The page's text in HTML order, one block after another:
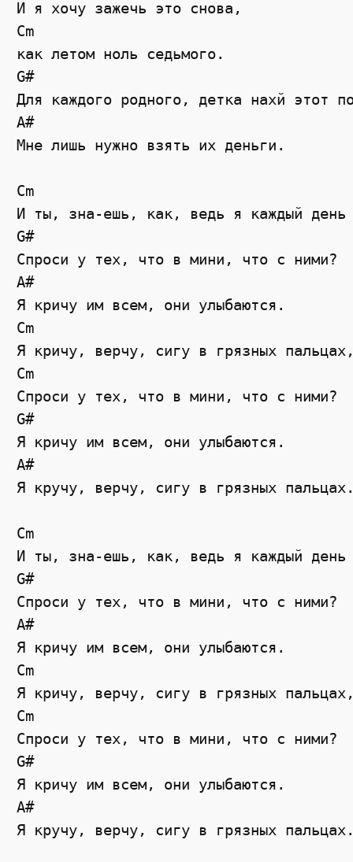
И я хочу зажечь это снова,
Cm
как летом ноль седьмого.
G#
Для каждого родного, детка нахй этот
A#
Мне лишь нужно взять их деньги.
Cm
И ты, зна-ешь, как, ведь я каждый
G#
Спроси у тех, что в мини, что с ними?
A#
Я кричу им всем, они улыбаются.
Cm
Я кричу, верчу, сигу в грязных
Cm
Спроси у тех, что в мини, что с ними?
G#
Я кричу им всем, они улыбаются.
A#
Я кручу, верчу, сигу в грязных
Cm
И ты, зна-ешь, как, ведь я каждый
G#
Спроси у тех, что в мини, что с ними?
A#
Я кричу им всем, они улыбаются.
Cm
Я кричу, верчу, сигу в грязных
Cm
Спроси у тех, что в мини, что с ними?
G#
Я кричу им всем, они улыбаются.
A#